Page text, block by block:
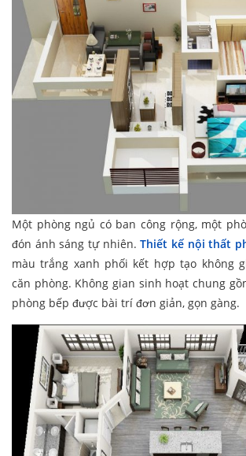
Một phòng ngủ có ban công rộng, một
đón ánh sáng tự nhiên.Thiết kế nội thất
màu trắng xanh phối kết hợp tạo không
căn phòng. Không gian sinh hoạt chung
phòng bếp được bài trí đơn giản, gọn gàng.